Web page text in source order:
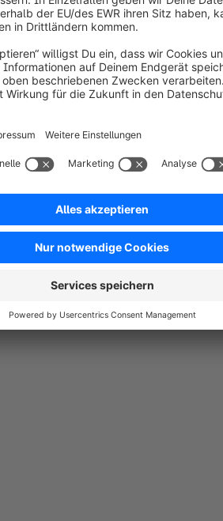
Little USA World
Amerikanische Lebensmittel